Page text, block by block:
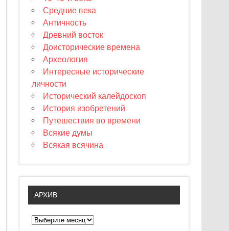
Средние века
Античность
Древний восток
Доисторические времена
Археология
Интересные исторические
личности
Исторический калейдоскоп
История изобретений
Путешествия во времени
Всякие думы
Всякая всячина
АРХИВ
А
р